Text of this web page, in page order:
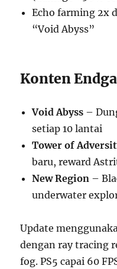
Echo farming 2x
“Void Abyss”
Konten
Void Abyss –
setiap 10 lantai
Tower of
baru, reward
New Region –
underwater
Update
dengan ray tracing
fog. PS5 capai 60